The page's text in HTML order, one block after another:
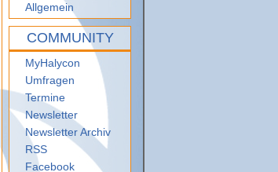
Allgemein
COMMUNITY
MyHalycon
Umfragen
Termine
Newsletter
Newsletter Archiv
RSS
Facebook